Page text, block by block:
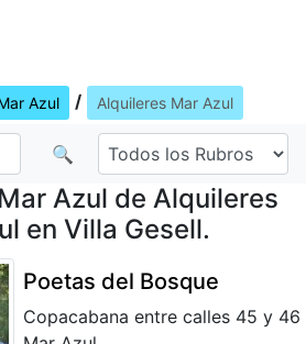
Azul / Alquileres Mar Azul
🔍
Azul de Alquileres
en Villa Gesell.
Poetas del Bosque
Copacabana entre calles 45 y 46